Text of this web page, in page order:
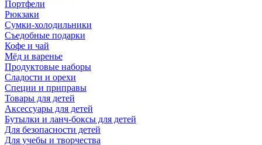
Портфели
Рюкзаки
Сумки-холодильники
Съедобные подарки
Кофе и чай
Мёд и варенье
Продуктовые наборы
Сладости и орехи
Специи и приправы
Товары для детей
Аксессуары для детей
Бутылки и ланч-боксы для детей
Для безопасности детей
Для учебы и творчества